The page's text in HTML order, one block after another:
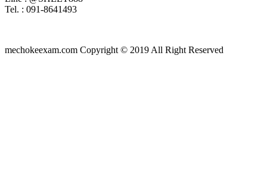
Tel. : 091-8641493
mechokeexam.com Copyright © 2019 All Right Reserved